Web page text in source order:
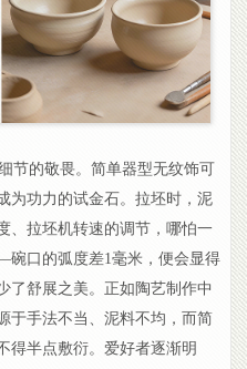
节的敬畏。简单器型无纹饰可
为功力的试金石。拉坯时，泥
、拉坯机转速的调节，哪怕一
口的弧度差1毫米，便会显得
了舒展之美。正如陶艺制作中
于手法不当、泥料不均，而简
得半点敷衍。爱好者逐渐明